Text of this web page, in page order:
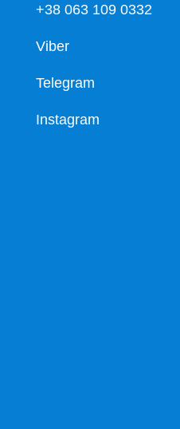
+38 063 109 0332
Viber
Telegram
Instagram